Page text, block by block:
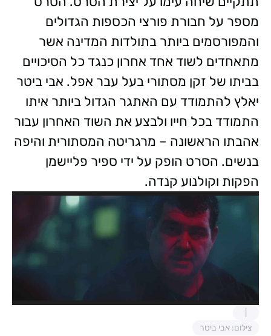
מספר על חבורת פורצי הכספות הגדולים
והמפורסמים ביותר בתולדות המדינה אשר
מתאחדים לשוד אחד אחרון כנגד כל הסיכויים
בביתו של זקן מסתורי בעל עבר אפל. אבי ביטר
יאלץ להתמודד עם האתגר הגדול ביותר איתו
התמודד בכל חייו ולבצע את השוד האחרון עבור
אהבתו הראשונה – מרגריטה המסתורית והיפה
בנשים. הסרט הופק על ידי ספיר פליישמן
הפקות וקולנוע קנדה.
צילום: אבי ביטר